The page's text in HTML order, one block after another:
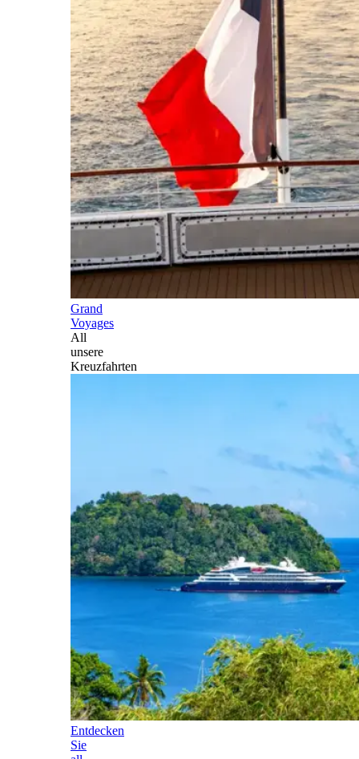
Grand
Voyages
All
unsere
Kreuzfahrten
Entdecken
Sie